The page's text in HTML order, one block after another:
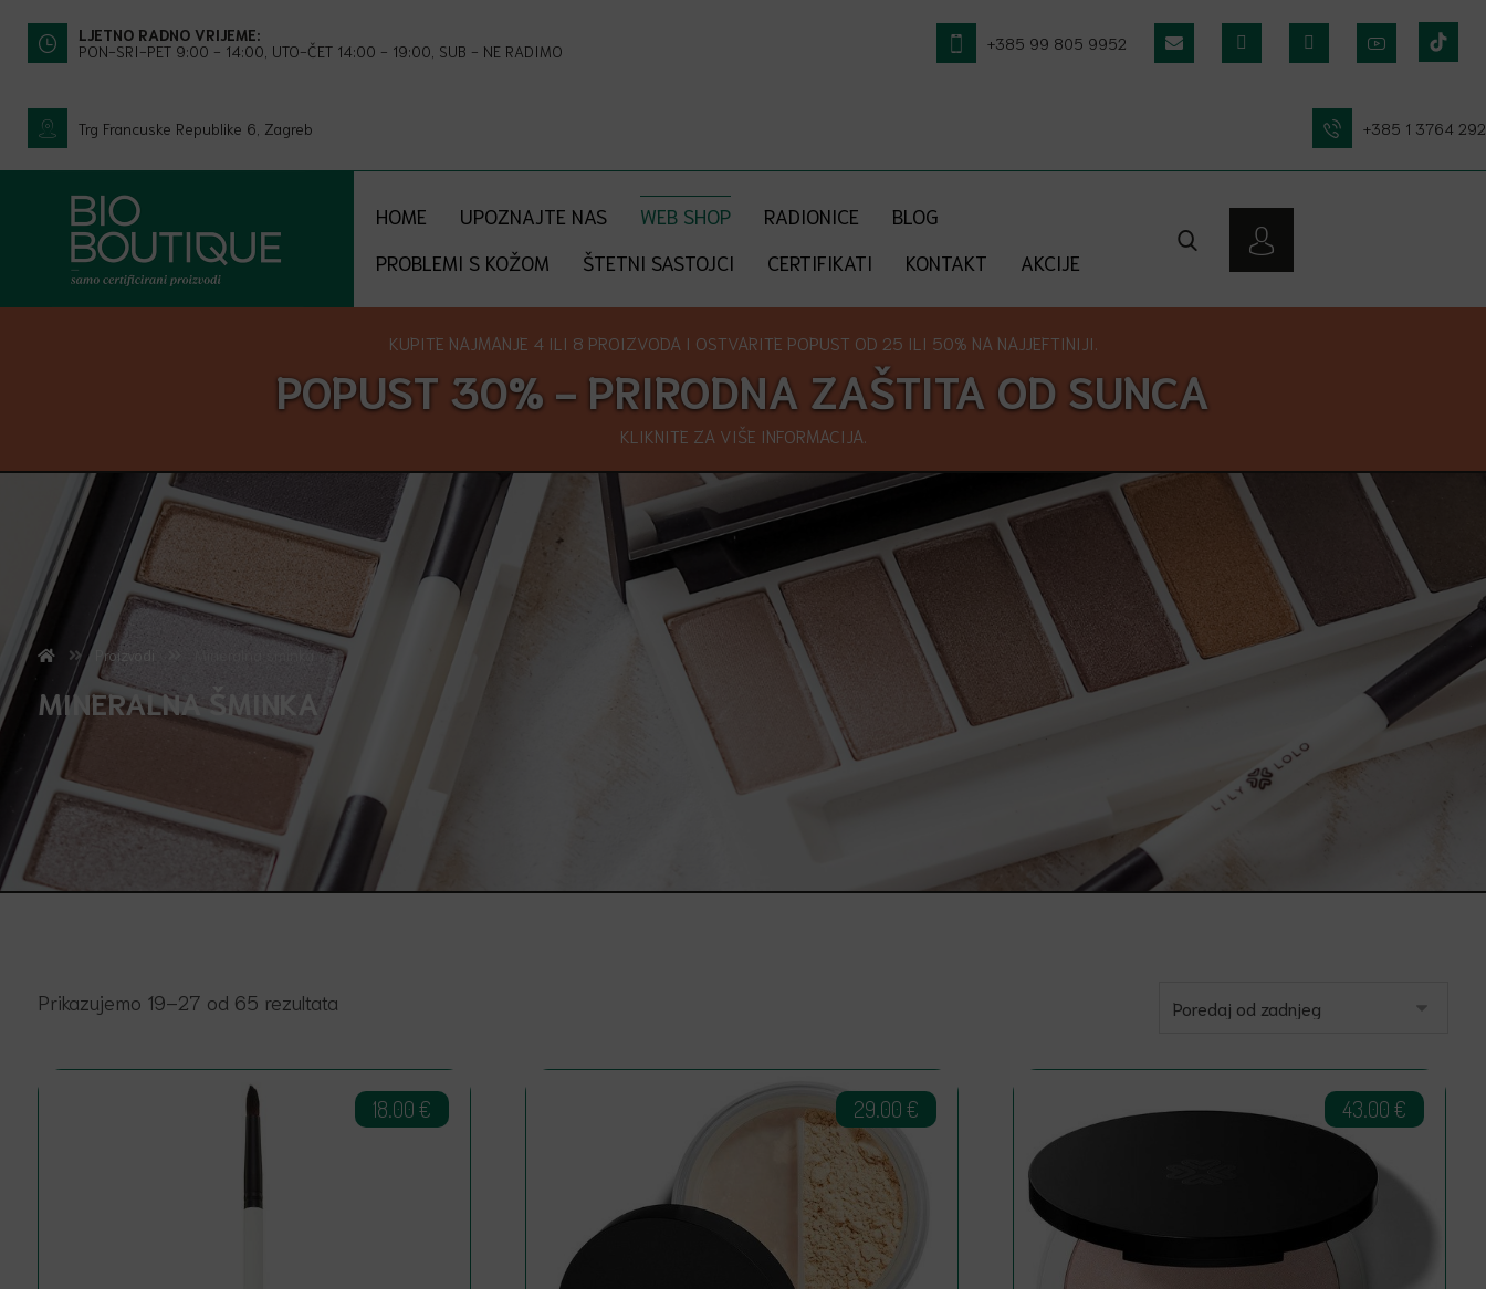
LJETNO RADNO VRIJEME:
PON-SRI-PET 9:00 - 14:00, UTO-ČET 14:00 - 19:00, SUB - NE RADIMO
Trg Francuske Republike 6, Zagreb
+385 99 805 9952
+385 1 3764 292
HOME UPOZNAJTE NAS WEB SHOP RADIONICE
BLOG
PROBLEMI S KOŽOM
ŠTETNI SASTOJCI CERTIFIKATI KONTAKT AKCIJE
KUPITE NAJMANJE 4 ILI 8 PROIZVODA I OSTVARITE POPUST OD 25 ILI 50% NA NAJJEFTINIJI.
POPUST 30% - PRIRODNA ZAŠTITA OD SUNCA
KLIKNITE ZA VIŠE INFORMACIJA.
Proizvodi Mineralna šminka
MINERALNA ŠMINKA
Prikazujemo 19–27 od 65 rezultata
18.00€ 29.00€ 43.00€